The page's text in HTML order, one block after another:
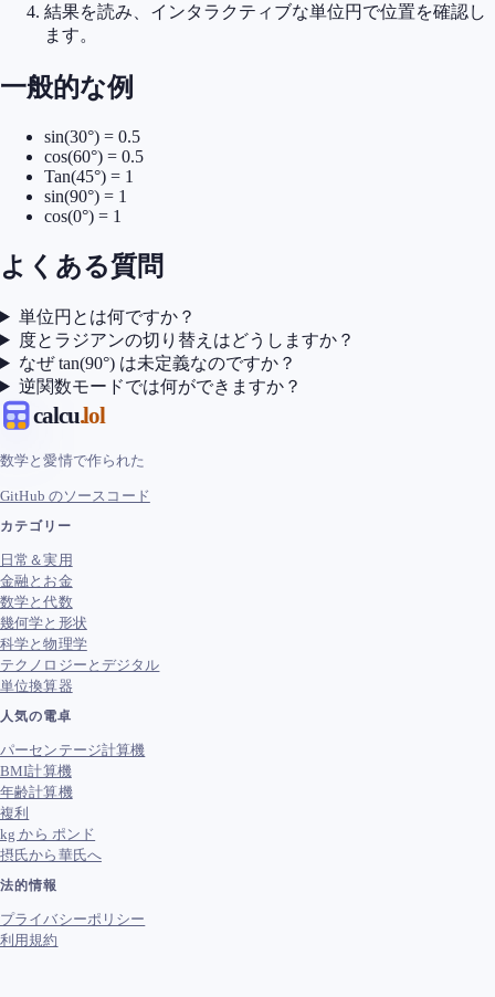
結果を読み、インタラクティブな単位円で位置を確認し
ます。
一般的な例
sin(30°) = 0.5
cos(60°) = 0.5
Tan(45°) = 1
sin(90°) = 1
cos(0°) = 1
よくある質問
単位円とは何ですか？
度とラジアンの切り替えはどうしますか？
なぜ tan(90°) は未定義なのですか？
逆関数モードでは何ができますか？
calcu.lol
数学と愛情で作られた
GitHub のソースコード
カテゴリー
日常＆実用
金融とお金
数学と代数
幾何学と形状
科学と物理学
テクノロジーとデジタル
単位換算器
人気の電卓
パーセンテージ計算機
BMI計算機
年齢計算機
複利
kg から ポンド
摂氏から華氏へ
法的情報
プライバシーポリシー
利用規約